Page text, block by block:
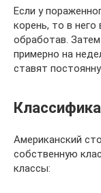
Если у
корень, то в
обработав.
примерно на
ставят
Американский
собственную
классы: